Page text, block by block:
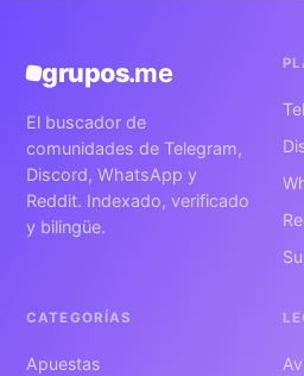
grupos.me
El buscador de
comunidades de Telegram,
Discord, WhatsApp y
Reddit. Indexado, verificado
y bilingüe.
CATEGORÍAS
Apuestas